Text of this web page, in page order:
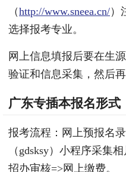
（http://www.sneea.cn/）
选择报考专业。
网上信息填报后要在生
验证和信息采集，然后再
广东专插本报名形式
报考流程：网上预报名
（gdsksy）小程序采集
招办审核=>网上缴费。